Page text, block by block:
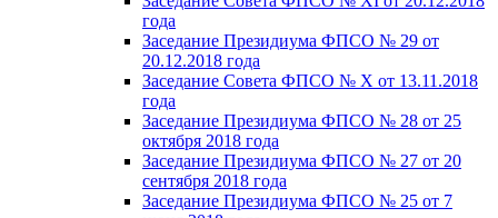
года
Заседание Президиума ФПСО № 29 от
20.12.2018 года
Заседание Совета ФПСО № X от 13.11.2018
года
Заседание Президиума ФПСО № 28 от 25
октября 2018 года
Заседание Президиума ФПСО № 27 от 20
сентября 2018 года
Заседание Президиума ФПСО № 25 от 7